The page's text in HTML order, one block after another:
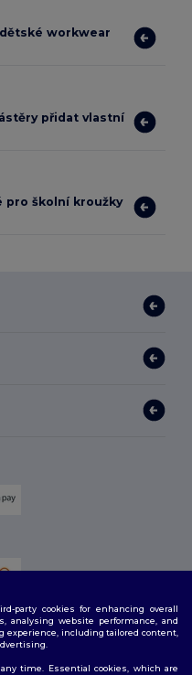
workwear
přidat vlastní
pro školní kroužky
party cookies for enhancing overall
analysing website performance, and
experience, including tailored content,
time. Essential cookies, which are